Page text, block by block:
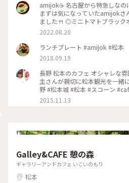
amijok☕ 名古屋から特急しな
まずは気になっていたamijokさ
ました🍴 ◎ミニトマトブラックオリーブクリームチーズ ◎ド
リップコーヒーice ◎信州完熟桃フロ
ケースでマフィンを選んだので
前にすると、その大きさに驚き
ホロホロのマフィンに、甘さが
オリーブの香りが絶妙です😋
クリームチーズがとろっと熱く
だいたオリーブオイルをかけた
楽しめました✨ ドリップコーヒ
つすっきり飲める美味しさ😊 桃
たくて、翌朝ホテルで食べる用
の袋もとっても素敵で、美味し
ト #桃 #ことりっぷ長野 #Myこ
2022.08.20
ランチプレート #amijok #松本
2018.09.19
長野 松本のカフェ オシャレな
主さんが親切に松本観光を一緒
野 #松本城 #松本 #スコーン
2015.11.13
Galley&CAFE 憩の森
ギャラリーアンドカフェ いこいのもり
松本